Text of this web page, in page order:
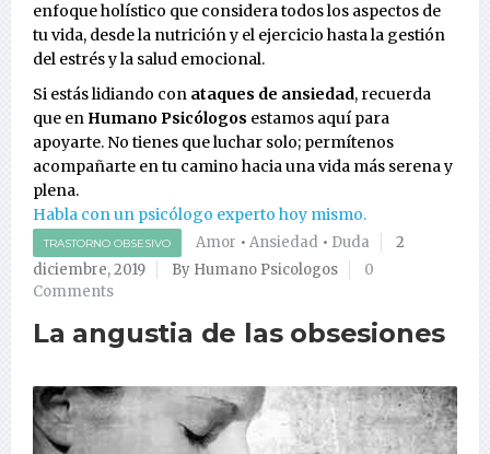
enfoque holístico que considera todos los aspectos de
tu vida, desde la nutrición y el ejercicio hasta la gestión
del estrés y la salud emocional.
Si estás lidiando con ataques de ansiedad, recuerda
que en Humano Psicólogos estamos aquí para
apoyarte. No tienes que luchar solo; permítenos
acompañarte en tu camino hacia una vida más serena y
plena.
Habla con un psicólogo experto hoy mismo.
TRASTORNO OBSESIVO Amor • Ansiedad • Duda
2
diciembre, 2019
By Humano Psicologos
0
Comments
La angustia de las obsesiones